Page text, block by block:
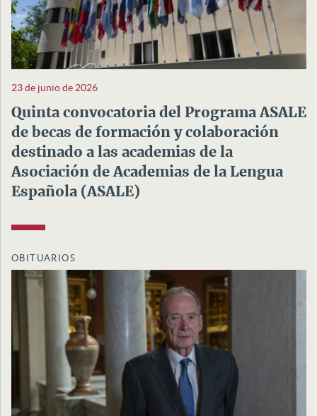
23 de junio de 2026
Quinta convocatoria del Programa ASALE
de becas de formación y colaboración
destinado a las academias de la
Asociación de Academias de la Lengua
Española (ASALE)
OBITUARIOS